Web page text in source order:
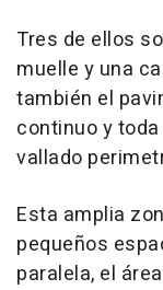
Tres de ellos
muelle y una
también el
continuo y
vallado
Esta amplia
pequeños
paralela, el